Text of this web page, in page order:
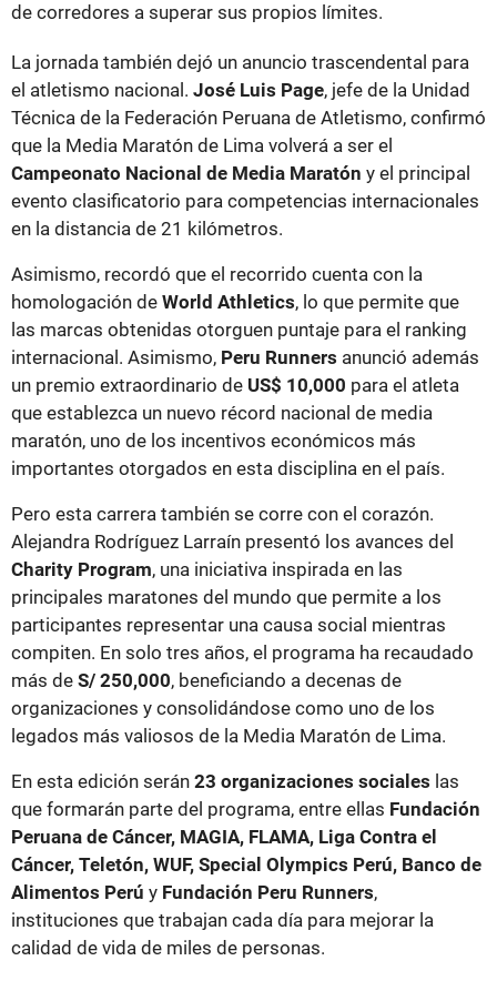
de corredores a superar sus propios límites.
La jornada también dejó un anuncio trascendental para
el atletismo nacional. José Luis Page, jefe de la Unidad
Técnica de la Federación Peruana de Atletismo, confirmó
que la Media Maratón de Lima volverá a ser el
Campeonato Nacional de Media Maratón y el principal
evento clasificatorio para competencias internacionales
en la distancia de 21 kilómetros.
Asimismo, recordó que el recorrido cuenta con la
homologación de World Athletics, lo que permite que
las marcas obtenidas otorguen puntaje para el ranking
internacional. Asimismo, Peru Runners anunció además
un premio extraordinario de US$ 10,000 para el atleta
que establezca un nuevo récord nacional de media
maratón, uno de los incentivos económicos más
importantes otorgados en esta disciplina en el país.
Pero esta carrera también se corre con el corazón.
Alejandra Rodríguez Larraín presentó los avances del
Charity Program, una iniciativa inspirada en las
principales maratones del mundo que permite a los
participantes representar una causa social mientras
compiten. En solo tres años, el programa ha recaudado
más de S/ 250,000, beneficiando a decenas de
organizaciones y consolidándose como uno de los
legados más valiosos de la Media Maratón de Lima.
En esta edición serán 23 organizaciones sociales las
que formarán parte del programa, entre ellas Fundación
Peruana de Cáncer, MAGIA, FLAMA, Liga Contra el
Cáncer, Teletón, WUF, Special Olympics Perú, Banco de
Alimentos Perú y Fundación Peru Runners,
instituciones que trabajan cada día para mejorar la
calidad de vida de miles de personas.